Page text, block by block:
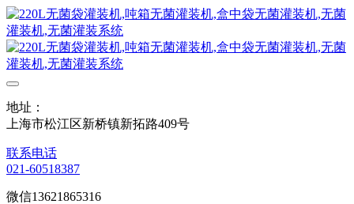
地址：
上海市松江区新桥镇新拓路409号
联系电话
021-60518387
微信13621865316